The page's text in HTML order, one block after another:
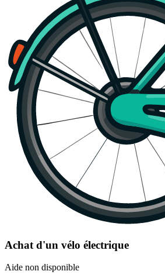
Achat d'un vélo électrique
Aide non disponible